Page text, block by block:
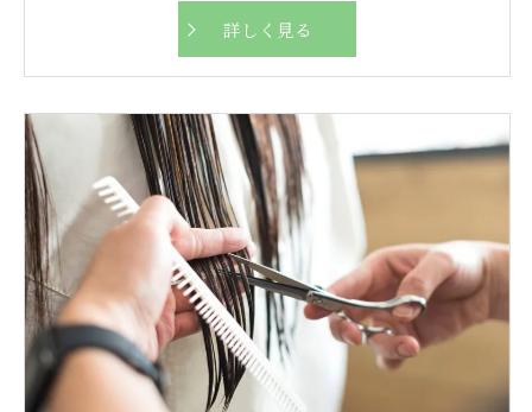
詳しく見る